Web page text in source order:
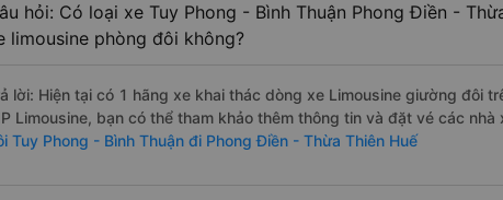
hỏi: Có loại xe Tuy Phong - Bình Thuận Phong Điền -
limousine phòng đôi không?
lời: Hiện tại có 1 hãng xe khai thác dòng xe Limousine giường đôi
Limousine, bạn có thể tham khảo thêm thông tin và đặt vé các nhà
Tuy Phong - Bình Thuận đi Phong Điền - Thừa Thiên Huế